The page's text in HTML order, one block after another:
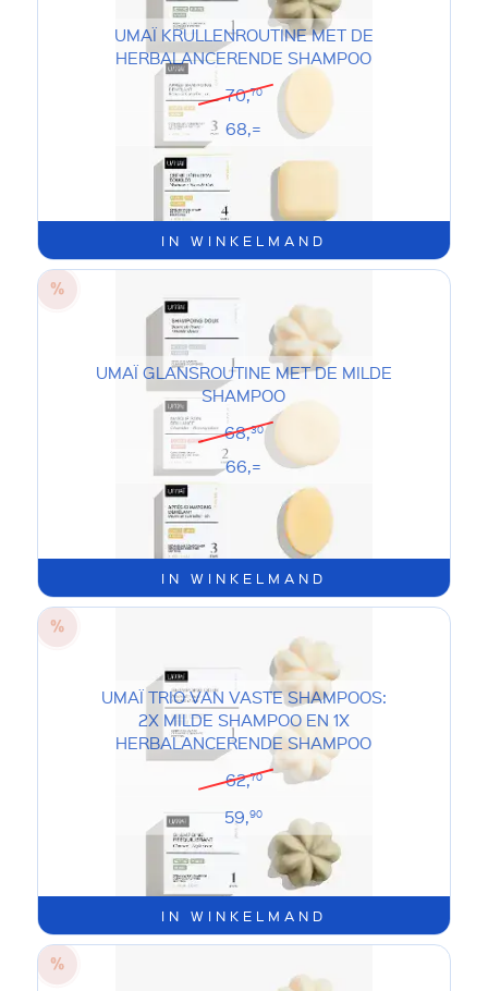
IN WINKELMAND
UMAÏ KRULLENROUTINE MET DE
HERBALANCERENDE SHAMPOO
70,70
68,=
IN WINKELMAND
UMAÏ GLANSROUTINE MET DE MILDE
SHAMPOO
68,30
66,=
IN WINKELMAND
UMAÏ TRIO VAN VASTE SHAMPOOS:
2X MILDE SHAMPOO EN 1X
HERBALANCERENDE SHAMPOO
62,70
59,90